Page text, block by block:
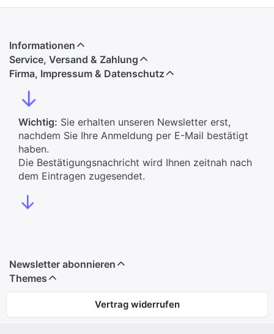
Informationen
Service, Versand & Zahlung
Firma, Impressum & Datenschutz
↓
Wichtig: Sie erhalten unseren Newsletter erst,
nachdem Sie Ihre Anmeldung per E-Mail bestätigt
haben.
Die Bestätigungsnachricht wird Ihnen zeitnah nach
dem Eintragen zugesendet.
↓
Newsletter abonnieren
Themes
Vertrag widerrufen